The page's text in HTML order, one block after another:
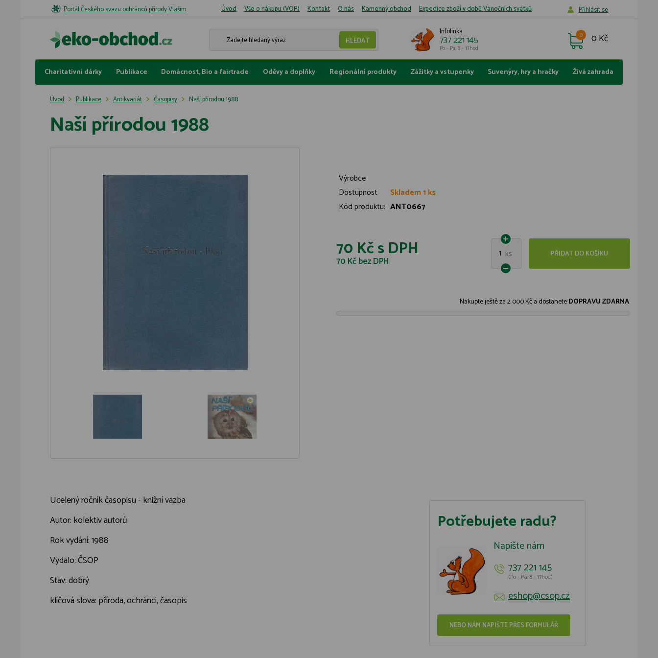
Portál Českého svazu ochránců přírody Vlašim Úvod Vše o nákupu (VOP) Kontakt O nás Kamenný obchod Expedice zboží v době Vánočních svátků Příhlásit se
Infolinka
737 221 145
Po - Pá: 8 - 17hod
0 Kč
0
Charitativní dárky Publikace Domácnost, Bio a fairtrade Oděvy a doplňky Regionální produkty Zážitky a vstupenky Suvenýry, hry a hračky Živá zahrada
Úvod Publikace Antikvariát Časopisy Naší přírodou 1988
Naší přírodou 1988
Výrobce
Dostupnost
Skladem 1 ks
Kód produktu: ANT0667
70 Kčs DPH
70 Kčbez DPH
1 ks PŘIDAT DO KOŠÍKU
Nakupte ještě za2 000 Kča dostaneteDOPRAVU ZDARMA.
Ucelený ročník časopisu - knižní vazba
Autor: kolektiv autorů
Rok vydání: 1988
Vydalo: ČSOP
Stav: dobrý
klíčová slova: příroda, ochránci, časopis
Potřebujete radu?
Napište nám
737 221 145
(Po - Pá: 8 - 17hod)
eshop@csop.cz
NEBO NÁM NAPIŠTE PŘES FORMULÁŘ